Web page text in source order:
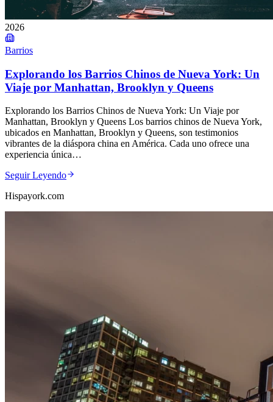
2026
Barrios
Explorando los Barrios Chinos de Nueva York: Un
Viaje por Manhattan, Brooklyn y Queens
Explorando los Barrios Chinos de Nueva York: Un Viaje por
Manhattan, Brooklyn y Queens Los barrios chinos de Nueva York,
ubicados en Manhattan, Brooklyn y Queens, son testimonios
vibrantes de la diáspora china en América. Cada uno ofrece una
experiencia única…
Seguir Leyendo
Hispayork.com